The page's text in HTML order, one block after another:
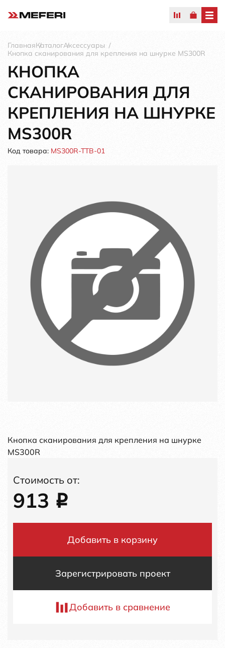
ГлавнаяКаталогАксессуары
Кнопка сканирования для крепления на шнурке MS300R
КНОПКА
СКАНИРОВАНИЯ ДЛЯ
КРЕПЛЕНИЯ НА ШНУРКЕ
MS300R
Код товара: MS300R-TTB-01
Кнопка сканирования для крепления на шнурке
MS300R
Стоимость от:
913 i
Добавить в корзину
Зарегистрировать проект
Добавить в сравнение